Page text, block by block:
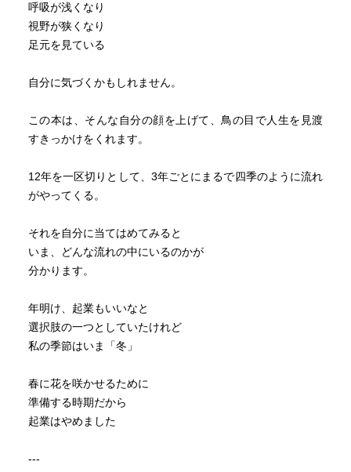
呼吸が浅くなり
視野が狭くなり
足元を見ている
自分に気づくかもしれません。
この本は、そんな自分の顔を上げて、鳥の目で人生を見渡
すきっかけをくれます。
12年を一区切りとして、3年ごとにまるで四季のように流れ
がやってくる。
それを自分に当てはめてみると
いま、どんな流れの中にいるのかが
分かります。
年明け、起業もいいなと
選択肢の一つとしていたけれど
私の季節はいま「冬」
春に花を咲かせるために
準備する時期だから
起業はやめました
---